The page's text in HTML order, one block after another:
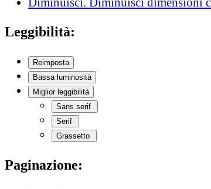
Leggibilità:
Reimposta
Bassa luminosità
Miglior leggibilità
Sans serif
Serif
Grassetto
Paginazione: